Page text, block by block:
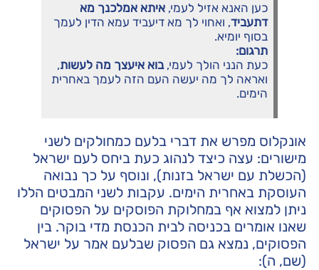
כען האנא אזיל לעמי, איתא אמלכנך מא
דתעביד, ואחוי לך מא דיעביד עמא הדין לעמך
בסוף יומיא.
תרגום:
כעת הנני הולך לעמי,בוא איעצך מה לעשות,
ואראה לך מה יעשה העם הזה לעמך באחרית
הימים.
אונקלוס מפרש את דברי בלעם כמחולקים לשני
מישורים: עצה כיצד לנהוג כעת ביחס לעם ישראל
(הכשלת עם ישראל בזנות), ונוסף על כך נבואה
העוסקת באחרית הימים. עקבות לשני המבטים הללו
ניתן למצוא אף במחלוקת הפוסקים על הפסוקים
שאנו אומרים בכניסה לבית הכנסת מדי בוקר. בין
הפסוקים, נמצא גם הפסוק שבלעם אמר על ישראל
(שם, ה):